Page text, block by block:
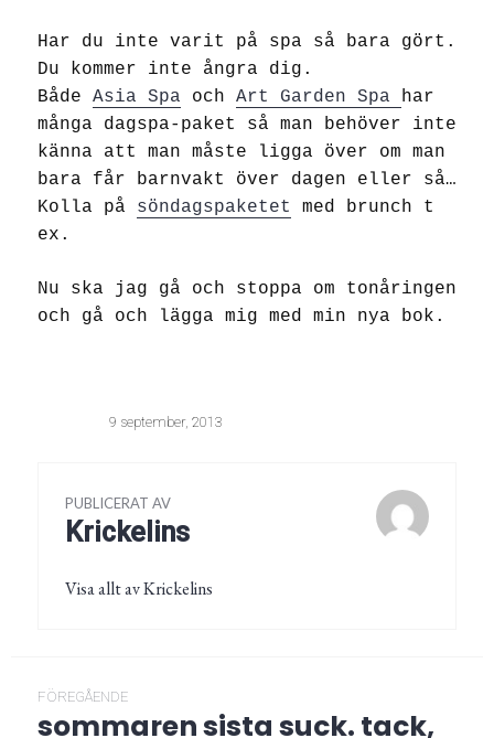
Har du inte varit på spa så bara gört.
Du kommer inte ångra dig.
Både Asia Spa och Art Garden Spa har
många dagspa-paket så man behöver inte
känna att man måste ligga över om man
bara får barnvakt över dagen eller så…
Kolla på söndagspaketet
med brunch t
ex.
Nu ska jag gå och stoppa om tonåringen
och gå och lägga mig med min nya bok.
9 september, 2013
PUBLICERAT AV
Krickelins
Visa allt av Krickelins
FÖREGÅENDE
Föregående
sommaren sista suck. tack,